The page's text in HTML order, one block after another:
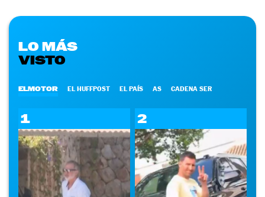
LO MÁS
VISTO
ELMOTOR EL HUFFPOST EL PAÍS AS CADENA SER
1 2